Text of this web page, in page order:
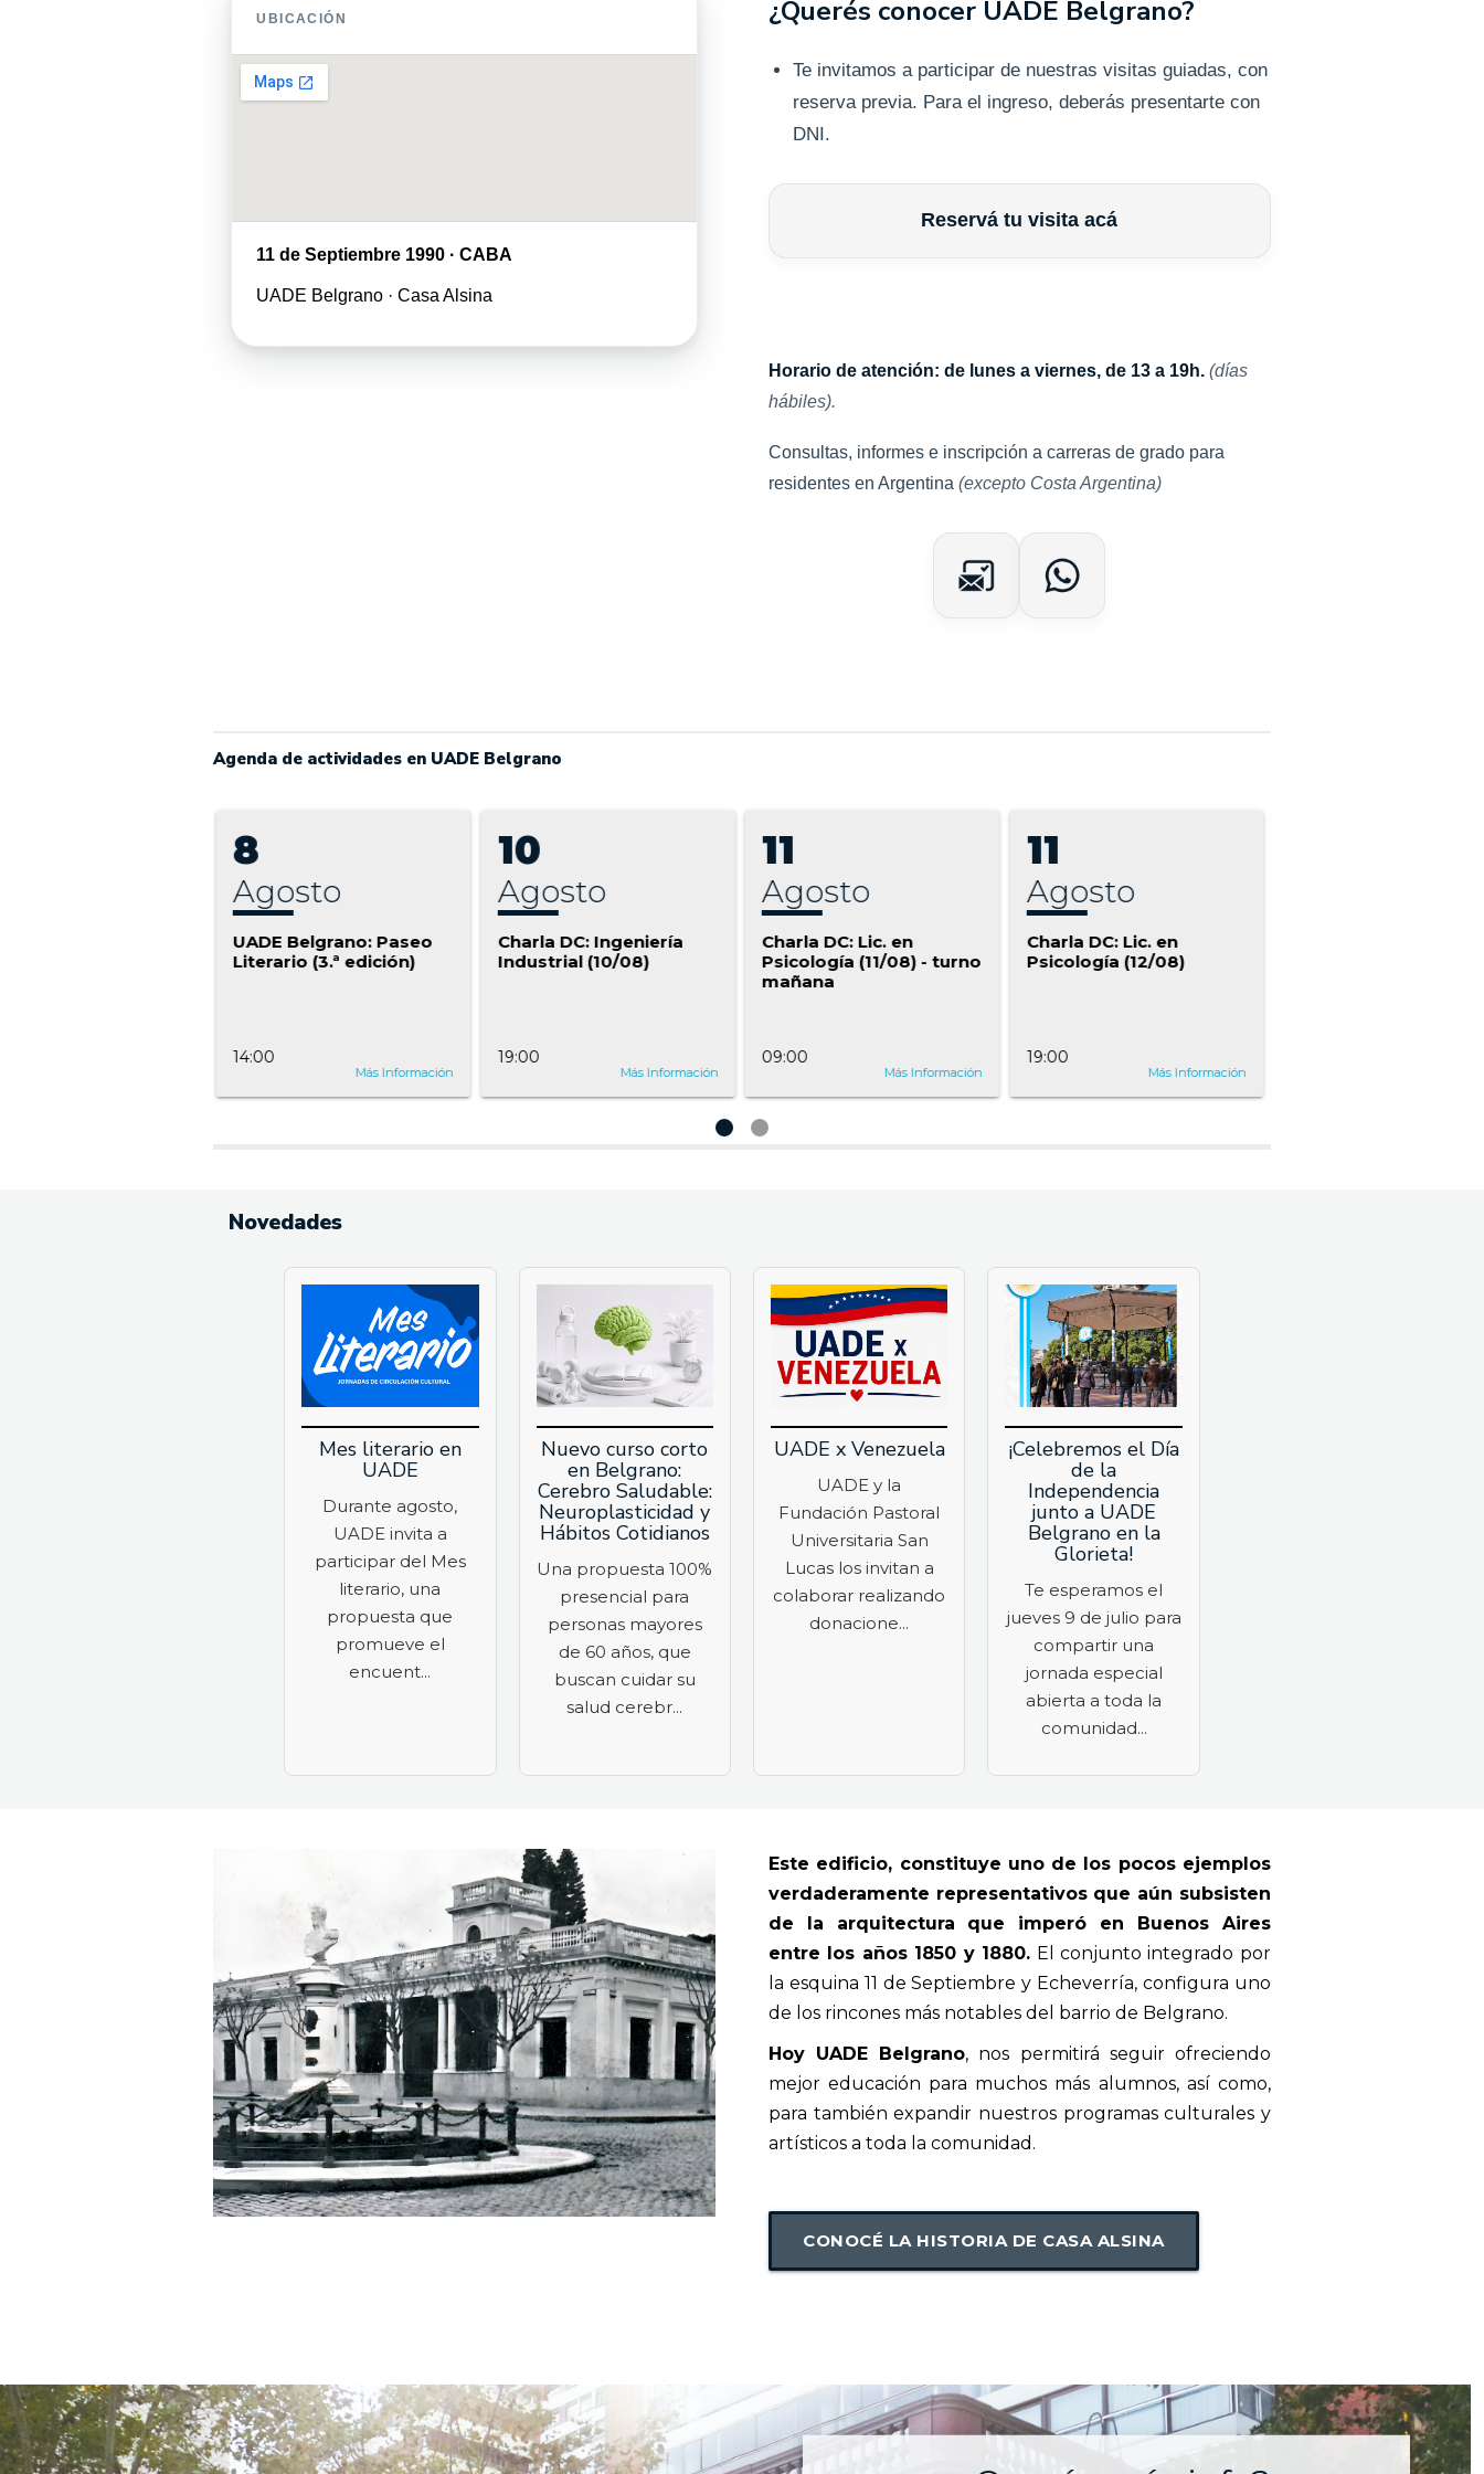
UBICACIÓN
11 de Septiembre 1990 · CABA
UADE Belgrano · Casa Alsina
¿Querés conocer UADE Belgrano?
Te invitamos a participar de nuestras visitas guiadas, con
reserva previa. Para el ingreso, deberás presentarte con
DNI.
Reservá tu visita acá
Horario de atención: de lunes a viernes, de 13 a 19h. (días
hábiles).
Consultas, informes e inscripción a carreras de grado para
residentes en Argentina (excepto Costa Argentina)
Agenda de actividades en UADE Belgrano
8
agosto
UADE Belgrano: Paseo
Literario (3.ª edición)
14:00
Más Información
10
agosto
Charla DC: Ingeniería
Industrial (10/08)
19:00
Más Información
11
agosto
Charla DC: Lic. en
Psicología (11/08) - turno
mañana
09:00
Más Información
11
agosto
Charla DC: Lic. en
Psicología (12/08)
19:00
Más Información
Novedades
Mes literario en
UADE
Durante agosto,
UADE invita a
participar del Mes
literario, una
propuesta que
promueve el
encuent...
Nuevo curso corto
en Belgrano:
Cerebro Saludable:
Neuroplasticidad y
Hábitos Cotidianos
Una propuesta 100%
presencial para
personas mayores
de 60 años, que
buscan cuidar su
salud cerebr...
UADE x Venezuela
UADE y la
Fundación Pastoral
Universitaria San
Lucas los invitan a
colaborar realizando
donacione...
¡Celebremos el Día
de la
Independencia
junto a UADE
Belgrano en la
Glorieta!
Te esperamos el
jueves 9 de julio para
compartir una
jornada especial
abierta a toda la
comunidad...
Este edificio, constituye uno de los pocos ejemplos
verdaderamente representativos que aún subsisten
de la arquitectura que imperó en Buenos Aires
entre los años 1850 y 1880. El conjunto integrado por
la esquina 11 de Septiembre y Echeverría, configura uno
de los rincones más notables del barrio de Belgrano.
Hoy UADE Belgrano, nos permitirá seguir ofreciendo
mejor educación para muchos más alumnos, así como,
para también expandir nuestros programas culturales y
artísticos a toda la comunidad.
CONOCÉ LA HISTORIA DE CASA ALSINA